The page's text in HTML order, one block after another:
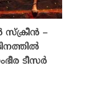
–
ടീസർ